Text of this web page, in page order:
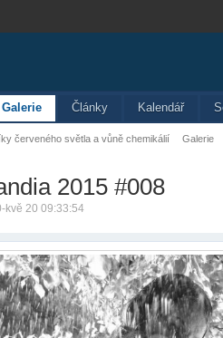
Galerie Články Kalendář
červeného světla a vůně chemikálií Galerie
2015 #008
kvě 20 09:33:54